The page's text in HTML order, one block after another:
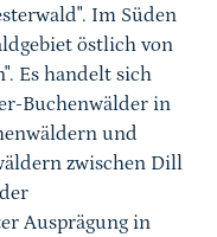
Im Süden
östlich von
Es handelt sich
Buchenwälder in
und
zwischen Dill
Ausprägung in